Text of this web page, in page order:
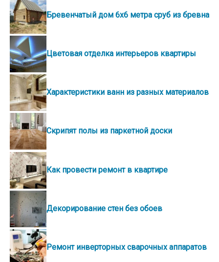
Бревенчатый дом 6х6 метра сруб из бревна
Цветовая отделка интерьеров квартиры
Характеристики ванн из разных материалов
Скрипят полы из паркетной доски
Как провести ремонт в квартире
Декорирование стен без обоев
Ремонт инверторных сварочных аппаратов